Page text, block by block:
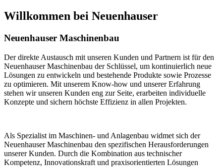
Willkommen bei Neuenhauser
Neuenhauser Maschinenbau
Der direkte Austausch mit unseren Kunden und Partnern ist für den
Neuenhauser Maschinenbau der Schlüssel, um kontinuierlich neue
Lösungen zu entwickeln und bestehende Produkte sowie Prozesse
zu optimieren. Mit unserem Know-how und unserer Erfahrung
stehen wir unseren Kunden eng zur Seite, erarbeiten individuelle
Konzepte und sichern höchste Effizienz in allen Projekten.
Als Spezialist im Maschinen- und Anlagenbau widmet sich der
Neuenhauser Maschinenbau den spezifischen Herausforderungen
unserer Kunden. Durch die Kombination aus technischer
Kompetenz, Innovationskraft und praxisorientierten Lösungen